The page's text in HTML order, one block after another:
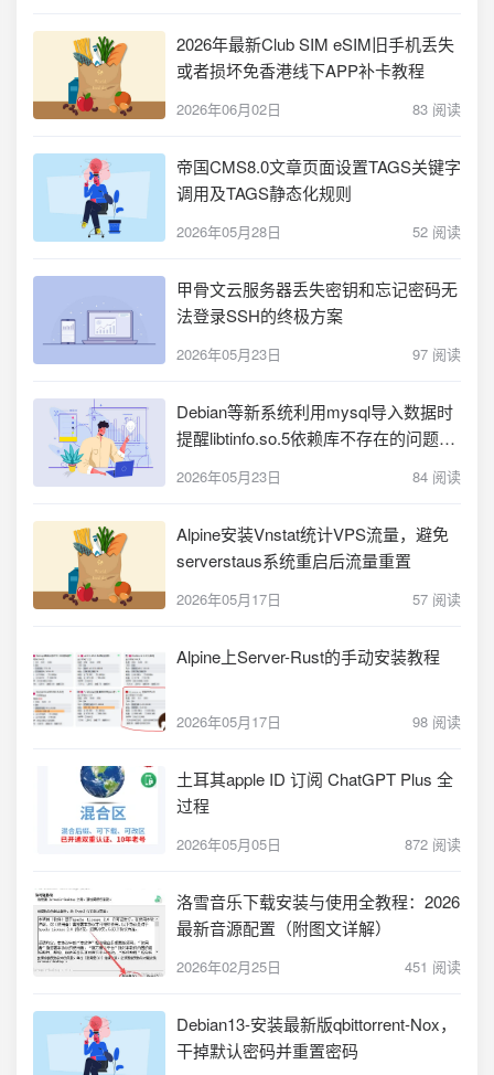
2026年最新Club SIM eSIM旧手机丢失
或者损坏免香港线下APP补卡教程
2026年06月02日 83 阅读
帝国CMS8.0文章页面设置TAGS关键字
调用及TAGS静态化规则
2026年05月28日 52 阅读
甲骨文云服务器丢失密钥和忘记密码无
法登录SSH的终极方案
2026年05月23日 97 阅读
Debian等新系统利用mysql导入数据时
提醒libtinfo.so.5依赖库不存在的问题解
2026年05月23日 84 阅读
Alpine安装Vnstat统计VPS流量，避免
serverstaus系统重启后流量重置
2026年05月17日 57 阅读
Alpine上Server-Rust的手动安装教程
2026年05月17日 98 阅读
土耳其apple ID 订阅 ChatGPT Plus 全
过程
2026年05月05日 872 阅读
洛雪音乐下载安装与使用全教程：2026
最新音源配置（附图文详解）
2026年02月25日 451 阅读
Debian13-安装最新版qbittorrent-Nox，
干掉默认密码并重置密码